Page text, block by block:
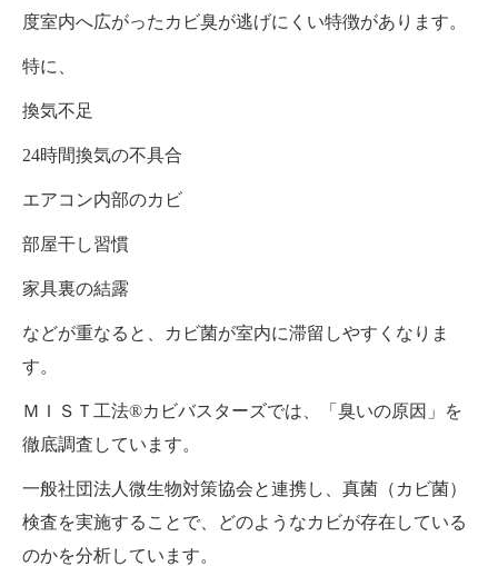
度室内へ広がったカビ臭が逃げにくい特徴があります。
特に、
換気不足
24時間換気の不具合
エアコン内部のカビ
部屋干し習慣
家具裏の結露
などが重なると、カビ菌が室内に滞留しやすくなりま
す。
ＭＩＳＴ工法®カビバスターズでは、「臭いの原因」を
徹底調査しています。
一般社団法人微生物対策協会と連携し、真菌（カビ菌）
検査を実施することで、どのようなカビが存在している
のかを分析しています。